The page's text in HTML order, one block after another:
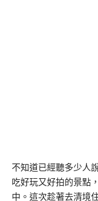
不知道已經聽多少人
吃好玩又好拍的景點
中。這次趁著去清境